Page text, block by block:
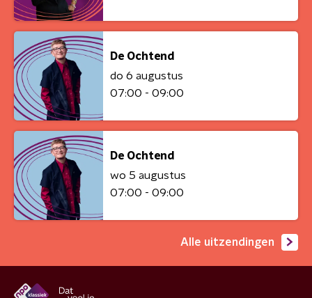
De Ochtend
do 6 augustus
07:00 - 09:00
De Ochtend
wo 5 augustus
07:00 - 09:00
Alle uitzendingen